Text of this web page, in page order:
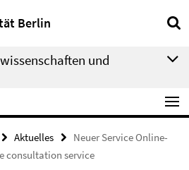
Berlin
und
Aktuelles
Neuer Service Online-
consultation service